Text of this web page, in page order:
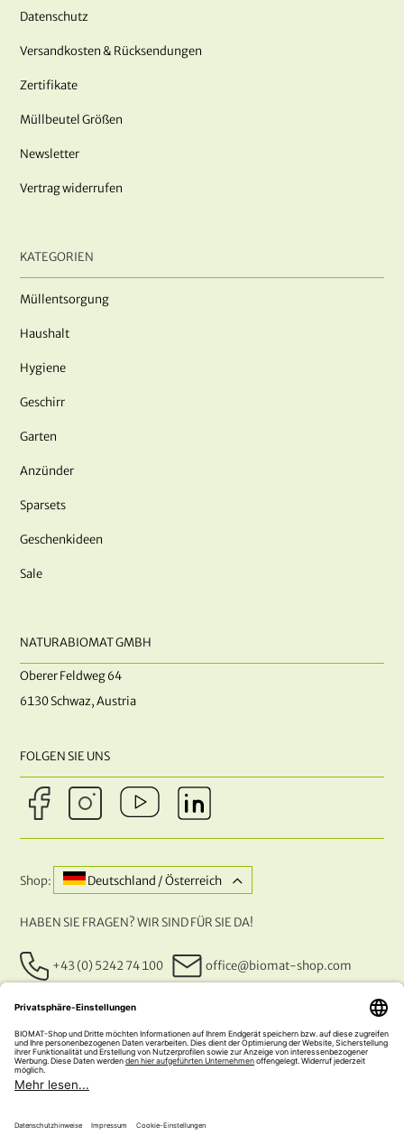
Datenschutz
Versandkosten & Rücksendungen
Zertifikate
Müllbeutel Größen
Newsletter
Vertrag widerrufen
KATEGORIEN
Müllentsorgung
Haushalt
Hygiene
Geschirr
Garten
Anzünder
Sparsets
Geschenkideen
Sale
NATURABIOMAT GMBH
Oberer Feldweg 64
6130 Schwaz, Austria
FOLGEN SIE UNS
Shop: Deutschland / Österreich
HABEN SIE FRAGEN? WIR SIND FÜR SIE DA!
+43 (0) 5242 74 100 office@biomat-shop.com
UNSERE ZAHLUNGSARTEN